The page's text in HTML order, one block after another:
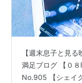
【週末息子と見
満足ブログ 【０
No.905 【シェイ